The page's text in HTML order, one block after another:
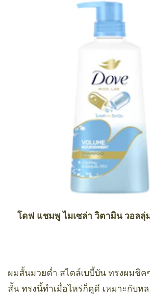
โดฟ แชมพู ไมเซล่า วิตามิน วอลลุ่
ผมสั้นมวยต่ำ สไตล์เบบี้บัน ทรงผมชิค
สั้น ทรงนี้ทำเมื่อไหร่ก็ดูดี เหมาะกับห